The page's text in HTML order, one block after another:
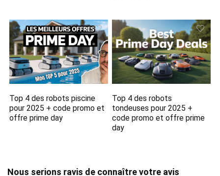
Top 4 des robots piscine
pour 2025 + code promo et
offre prime day
Top 4 des robots
tondeuses pour 2025 +
code promo et offre prime
day
Nous serions ravis de connaître votre avis